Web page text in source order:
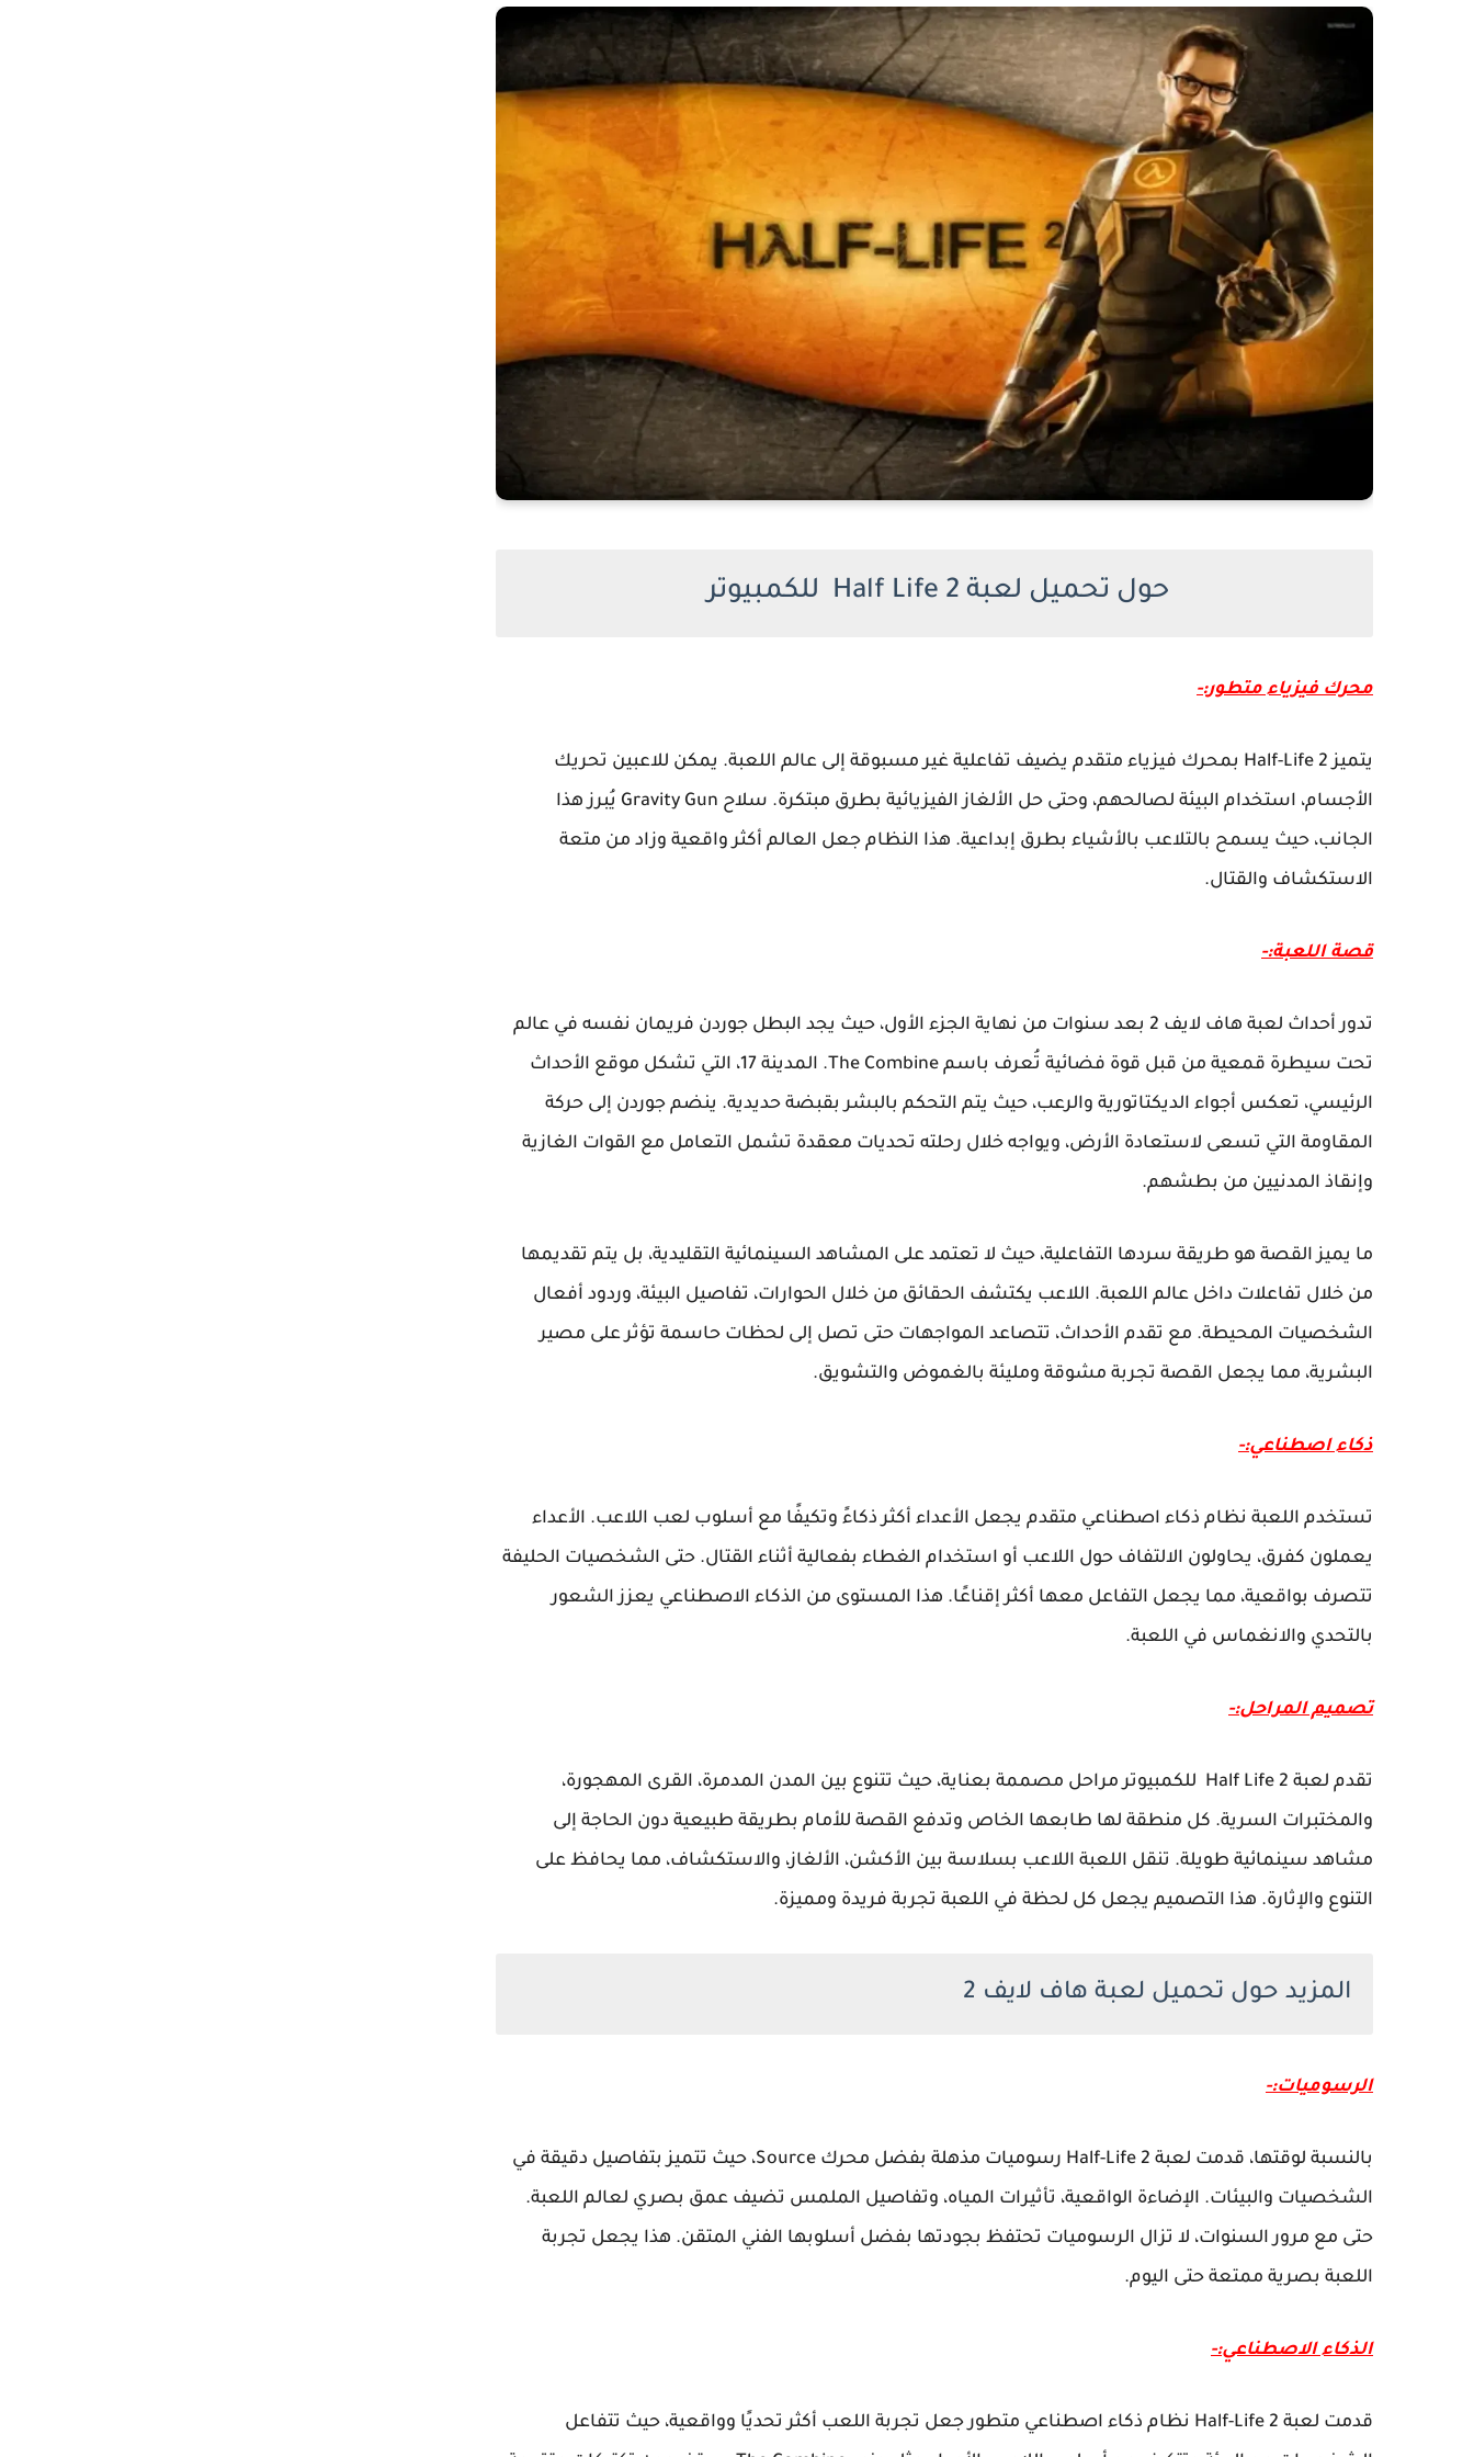
حول تحميل لعبة Half Life 2 للكمبيوتر
محرك فيزياء متطور:-
يتميز Half-Life 2 بمحرك فيزياء متقدم يضيف تفاعلية غير مسبوقة إلى عالم اللعبة. يمكن للاعبين تحريك
الأجسام، استخدام البيئة لصالحهم، وحتى حل الألغاز الفيزيائية بطرق مبتكرة. سلاح Gravity Gun يُبرز هذا
الجانب، حيث يسمح بالتلاعب بالأشياء بطرق إبداعية. هذا النظام جعل العالم أكثر واقعية وزاد من متعة
الاستكشاف والقتال.
قصة اللعبة:-
تدور أحداث لعبة هاف لايف 2 بعد سنوات من نهاية الجزء الأول، حيث يجد البطل جوردن فريمان نفسه في عالم
تحت سيطرة قمعية من قبل قوة فضائية تُعرف باسم The Combine. المدينة 17، التي تشكل موقع الأحداث
الرئيسي، تعكس أجواء الديكتاتورية والرعب، حيث يتم التحكم بالبشر بقبضة حديدية. ينضم جوردن إلى حركة
المقاومة التي تسعى لاستعادة الأرض، ويواجه خلال رحلته تحديات معقدة تشمل التعامل مع القوات الغازية
وإنقاذ المدنيين من بطشهم.
ما يميز القصة هو طريقة سردها التفاعلية، حيث لا تعتمد على المشاهد السينمائية التقليدية، بل يتم تقديمها
من خلال تفاعلات داخل عالم اللعبة. اللاعب يكتشف الحقائق من خلال الحوارات، تفاصيل البيئة، وردود أفعال
الشخصيات المحيطة. مع تقدم الأحداث، تتصاعد المواجهات حتى تصل إلى لحظات حاسمة تؤثر على مصير
البشرية، مما يجعل القصة تجربة مشوقة ومليئة بالغموض والتشويق.
ذكاء اصطناعي:-
تستخدم اللعبة نظام ذكاء اصطناعي متقدم يجعل الأعداء أكثر ذكاءً وتكيفًا مع أسلوب لعب اللاعب. الأعداء
يعملون كفرق، يحاولون الالتفاف حول اللاعب أو استخدام الغطاء بفعالية أثناء القتال. حتى الشخصيات الحليفة
تتصرف بواقعية، مما يجعل التفاعل معها أكثر إقناعًا. هذا المستوى من الذكاء الاصطناعي يعزز الشعور
بالتحدي والانغماس في اللعبة.
تصميم المراحل:-
تقدم لعبة Half Life 2 للكمبيوتر مراحل مصممة بعناية، حيث تتنوع بين المدن المدمرة، القرى المهجورة،
والمختبرات السرية. كل منطقة لها طابعها الخاص وتدفع القصة للأمام بطريقة طبيعية دون الحاجة إلى
مشاهد سينمائية طويلة. تنقل اللعبة اللاعب بسلاسة بين الأكشن، الألغاز، والاستكشاف، مما يحافظ على
التنوع والإثارة. هذا التصميم يجعل كل لحظة في اللعبة تجربة فريدة ومميزة.
المزيد حول تحميل لعبة هاف لايف 2
الرسوميات:-
بالنسبة لوقتها، قدمت لعبة Half-Life 2 رسوميات مذهلة بفضل محرك Source، حيث تتميز بتفاصيل دقيقة في
الشخصيات والبيئات. الإضاءة الواقعية، تأثيرات المياه، وتفاصيل الملمس تضيف عمق بصري لعالم اللعبة.
حتى مع مرور السنوات، لا تزال الرسوميات تحتفظ بجودتها بفضل أسلوبها الفني المتقن. هذا يجعل تجربة
اللعبة بصرية ممتعة حتى اليوم.
الذكاء الاصطناعي:-
قدمت لعبة Half-Life 2 نظام ذكاء اصطناعي متطور جعل تجربة اللعب أكثر تحديًا وواقعية، حيث تتفاعل